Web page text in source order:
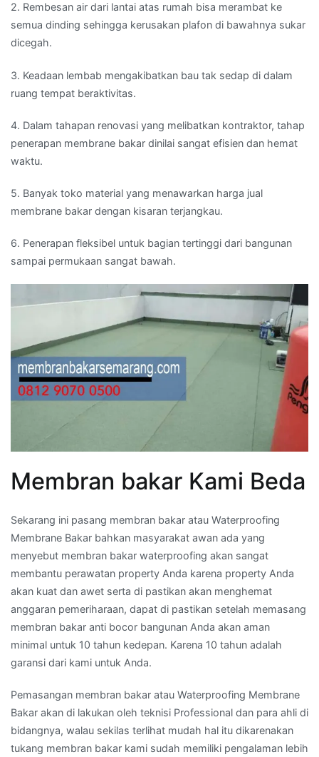
2. Rembesan air dari lantai atas rumah bisa merambat ke
semua dinding sehingga kerusakan plafon di bawahnya sukar
dicegah.
3. Keadaan lembab mengakibatkan bau tak sedap di dalam
ruang tempat beraktivitas.
4. Dalam tahapan renovasi yang melibatkan kontraktor, tahap
penerapan membrane bakar dinilai sangat efisien dan hemat
waktu.
5. Banyak toko material yang menawarkan harga jual
membrane bakar dengan kisaran terjangkau.
6. Penerapan fleksibel untuk bagian tertinggi dari bangunan
sampai permukaan sangat bawah.
Membran bakar Kami Beda
Sekarang ini pasang membran bakar atau Waterproofing
Membrane Bakar bahkan masyarakat awan ada yang
menyebut membran bakar waterproofing akan sangat
membantu perawatan property Anda karena property Anda
akan kuat dan awet serta di pastikan akan menghemat
anggaran pemeriharaan, dapat di pastikan setelah memasang
membran bakar anti bocor bangunan Anda akan aman
minimal untuk 10 tahun kedepan. Karena 10 tahun adalah
garansi dari kami untuk Anda.
Pemasangan membran bakar atau Waterproofing Membrane
Bakar akan di lakukan oleh teknisi Professional dan para ahli di
bidangnya, walau sekilas terlihat mudah hal itu dikarenakan
tukang membran bakar kami sudah memiliki pengalaman lebih